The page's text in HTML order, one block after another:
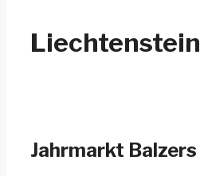
Liechtenstein
Jahrmarkt Balzers